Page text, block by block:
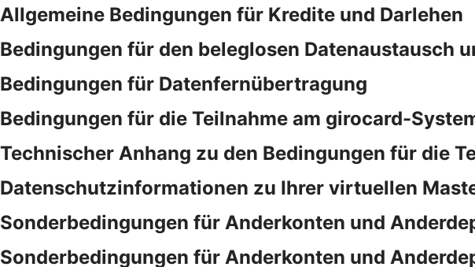
Allgemeine Bedingungen für Kredite und Darlehen
Bedingungen für den beleglosen Datenaustausch
Bedingungen für Datenfernübertragung
Bedingungen für die Teilnahme am girocard-
Technischer Anhang zu den Bedingungen für die
Datenschutzinformationen zu Ihrer virtuellen
Sonderbedingungen für Anderkonten und
Sonderbedingungen für Anderkonten und